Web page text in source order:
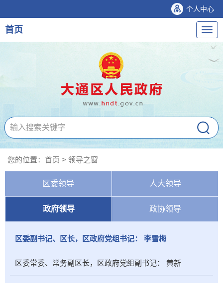
个人中心
导
航
首页
您的位置： 首页 > 领导之窗
区委领导 人大领导
政府领导 政协领导
区委副书记、区长，区政府党组书记： 李雪梅
区委常委、常务副区长，区政府党组副书记： 黄新